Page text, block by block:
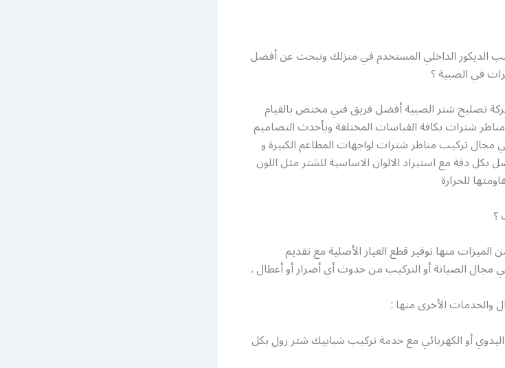
الديكور الداخلي المستخدم في منزلك وتبحث عن أفضل
في الصبية ؟
تصليح شتر الصبية أفضل فريق فني مختص بالقيام
شترات بكافة القياسات المختلفة وبأحدث التصاميم
مجال تركيب مناظر شترات لواجهات المطاعم الكبيرة و
بكل دقة مع استيراد الالوان الاساسية للشتر مثل اللون
للحرارة
؟
منها توفير قطع الغيار الأصلية مع تقديم
مجال الصيانة أو التركيب من حدوث أي أضرار أو أعطال .
والخدمات الأخرى منها :
أو الكهربائي مع خدمة تركيب شبابيك شتر رول بكل